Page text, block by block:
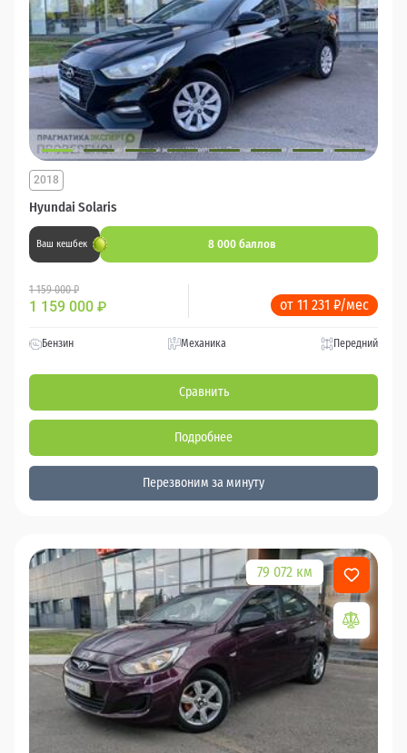
Hyundai Solaris
2018
Ваш кешбек 8 000 баллов
1 159 000 ₽
1 159 000 ₽ от 11 231 ₽/мес
Бензин Механика Передний
Сравнить
Подробнее
Перезвоним за минуту
79 072 км